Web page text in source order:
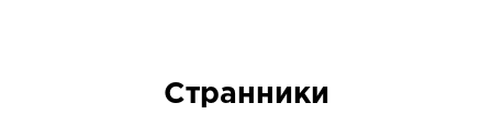
Странники